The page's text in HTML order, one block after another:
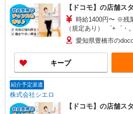
【ドコモ】の店舗ス
時給1400円〜 ※残
（規定あり） ゜+゜・。○。・゜+゜・。○。・゜
+゜ 入社祝い金10万円支給(規
頂くと, インセンティブ支給(
い・週払い可能（規
+゜・。○。・゜+゜
愛知県豊橋市の
キープ
紹介予定派遣
株式会社シエロ
【ドコモ】の店舗ス